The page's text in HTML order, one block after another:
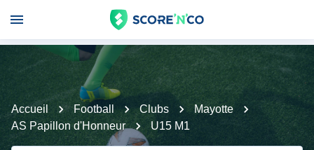
Accueil Football Clubs
Mayotte
AS Papillon d'Honneur
U15 M1